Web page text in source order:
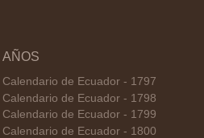
AÑOS
Calendario de Ecuador - 1797
Calendario de Ecuador - 1798
Calendario de Ecuador - 1799
Calendario de Ecuador - 1800